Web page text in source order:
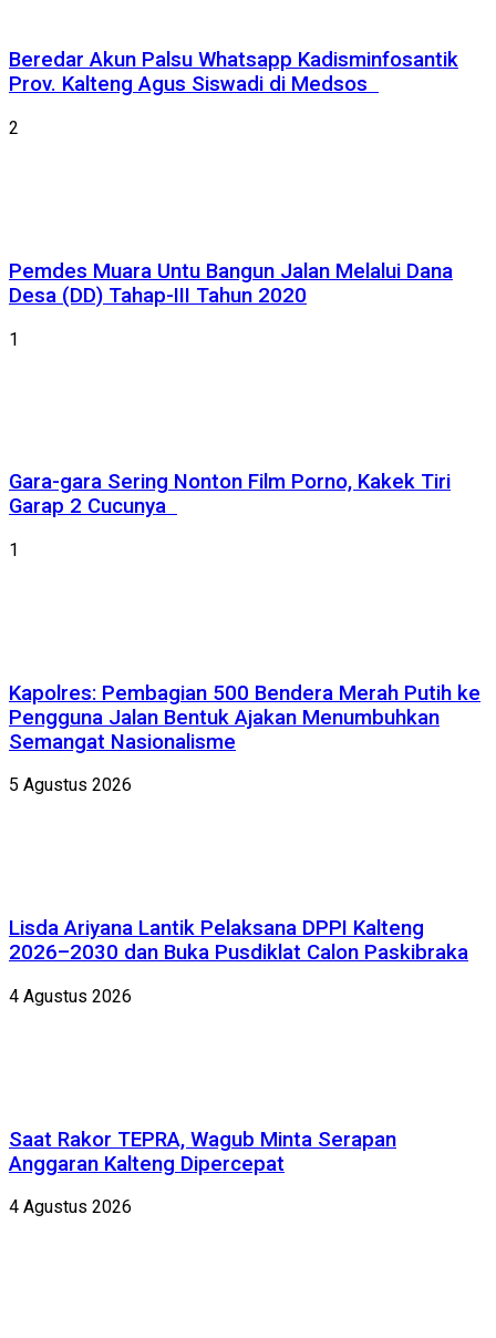
Beredar Akun Palsu Whatsapp Kadisminfosantik
Prov. Kalteng Agus Siswadi di Medsos
2
Pemdes Muara Untu Bangun Jalan Melalui Dana
Desa (DD) Tahap-III Tahun 2020
1
Gara-gara Sering Nonton Film Porno, Kakek Tiri
Garap 2 Cucunya
1
Kapolres: Pembagian 500 Bendera Merah Putih ke
Pengguna Jalan Bentuk Ajakan Menumbuhkan
Semangat Nasionalisme
5 Agustus 2026
Lisda Ariyana Lantik Pelaksana DPPI Kalteng
2026–2030 dan Buka Pusdiklat Calon Paskibraka
4 Agustus 2026
Saat Rakor TEPRA, Wagub Minta Serapan
Anggaran Kalteng Dipercepat
4 Agustus 2026